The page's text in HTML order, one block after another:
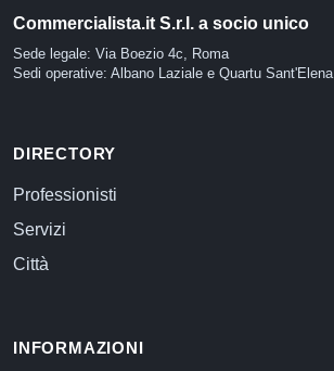
Commercialista.it S.r.l. a socio unico
Sede legale: Via Boezio 4c, Roma
Sedi operative: Albano Laziale e Quartu Sant'Elena
DIRECTORY
Professionisti
Servizi
Città
INFORMAZIONI